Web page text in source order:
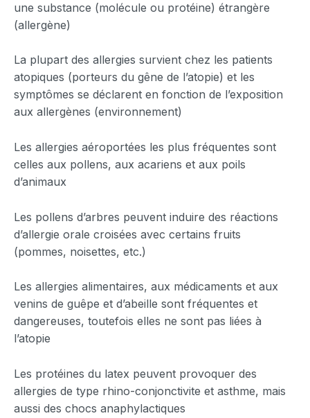
une substance (molécule ou protéine) étrangère
(allergène)
La plupart des allergies survient chez les patients
atopiques (porteurs du gêne de l’atopie) et les
symptômes se déclarent en fonction de l’exposition
aux allergènes (environnement)
Les allergies aéroportées les plus fréquentes sont
celles aux pollens, aux acariens et aux poils
d’animaux
Les pollens d’arbres peuvent induire des réactions
d’allergie orale croisées avec certains fruits
(pommes, noisettes, etc.)
Les allergies alimentaires, aux médicaments et aux
venins de guêpe et d’abeille sont fréquentes et
dangereuses, toutefois elles ne sont pas liées à
l’atopie
Les protéines du latex peuvent provoquer des
allergies de type rhino-conjonctivite et asthme, mais
aussi des chocs anaphylactiques